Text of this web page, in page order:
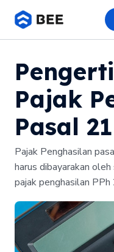
Pajak
Pasal 21
Pajak Penghasilan
harus dibayarakan
pajak penghasilan